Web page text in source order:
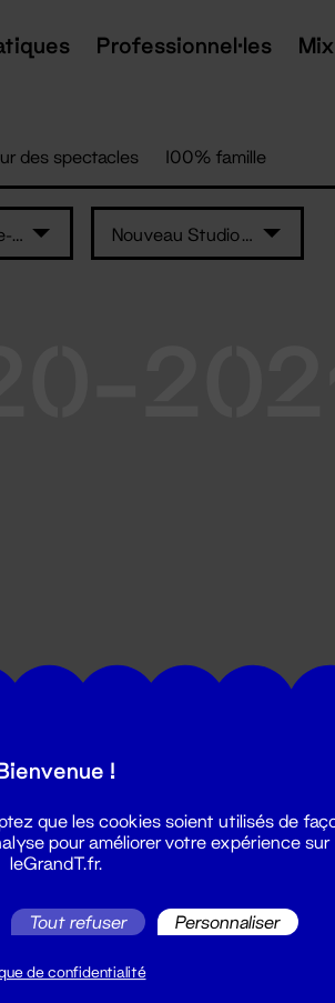
Professionnel·les
des spectacles 100% famille
Ailleurs en Loire-Atlantique Nouveau Studio Théâtre
du Grand T :
!
que les cookies soient utilisés de
pour améliorer votre expérience sur
leGrandT.fr.
Tout refuser Personnaliser
de confidentialité